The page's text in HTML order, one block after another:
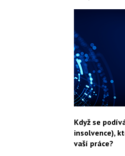
Když se
insolvence),
vaší práce?